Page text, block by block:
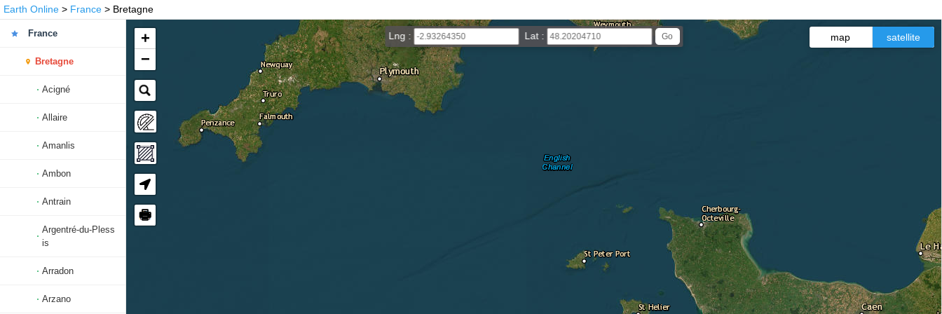
Earth Online > France > Bretagne
France
Bretagne
Acigné
Allaire
Amanlis
Ambon
Antrain
Argentré-du-Pless
is
Arradon
Arzano
+
−
🖶
Lng : Lat : map satellite